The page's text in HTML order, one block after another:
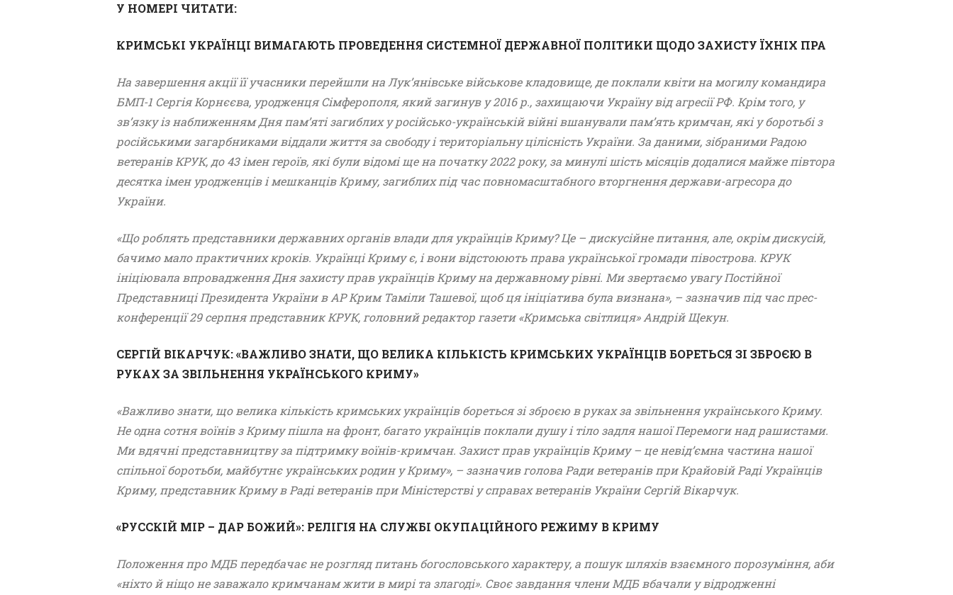
У НОМЕРІ ЧИТАТИ:
КРИМСЬКІ УКРАЇНЦІ ВИМАГАЮТЬ ПРОВЕДЕННЯ СИСТЕМНОЇ ДЕРЖАВНОЇ ПОЛІТИКИ ЩОДО ЗАХИСТУ ЇХНІХ ПРА
На завершення акції її учасники перейшли на Лук’янівське військове кладовище, де поклали квіти на могилу командира
БМП-1 Сергія Корнєєва, уродженця Сімферополя, який загинув у 2016 р., захищаючи Україну від агресії РФ. Крім того, у
зв’язку із наближенням Дня пам’яті загиблих у російсько-українській війні вшанували пам’ять кримчан, які у боротьбі з
російськими загарбниками віддали життя за свободу і територіальну цілісність України. За даними, зібраними Радою
ветеранів КРУК, до 43 імен героїв, які були відомі ще на початку 2022 року, за минулі шість місяців додалися майже півтора
десятка імен уродженців і мешканців Криму, загиблих під час повномасштабного вторгнення держави-агресора до
України.
«Що роблять представники державних органів влади для українців Криму? Це – дискусійне питання, але, окрім дискусій,
бачимо мало практичних кроків. Українці Криму є, і вони відстоюють права української громади півострова. КРУК
ініціювала впровадження Дня захисту прав українців Криму на державному рівні. Ми звертаємо увагу Постійної
Представниці Президента України в АР Крим Таміли Ташевої, щоб ця ініціатива була визнана», – зазначив під час прес-
конференції 29 серпня представник КРУК, головний редактор газети «Кримська світлиця» Андрій Щекун.
СЕРГІЙ ВІКАРЧУК: «ВАЖЛИВО ЗНАТИ, ЩО ВЕЛИКА КІЛЬКІСТЬ КРИМСЬКИХ УКРАЇНЦІВ БОРЕТЬСЯ ЗІ ЗБРОЄЮ В
РУКАХ ЗА ЗВІЛЬНЕННЯ УКРАЇНСЬКОГО КРИМУ»
«Важливо знати, що велика кількість кримських українців бореться зі зброєю в руках за звільнення українського Криму.
Не одна сотня воїнів з Криму пішла на фронт, багато українців поклали душу і тіло задля нашої Перемоги над рашистами.
Ми вдячні представництву за підтримку воїнів-кримчан. Захист прав українців Криму – це невід’ємна частина нашої
спільної боротьби, майбутнє українських родин у Криму», – зазначив голова Ради ветеранів при Крайовій Раді Українців
Криму, представник Криму в Раді ветеранів при Міністерстві у справах ветеранів України Сергій Вікарчук.
«РУССКІЙ МІР – ДАР БОЖИЙ»: РЕЛІГІЯ НА СЛУЖБІ ОКУПАЦІЙНОГО РЕЖИМУ В КРИМУ
Положення про МДБ передбачає не розгляд питань богословського характеру, а пошук шляхів взаємного порозуміння, аби
«ніхто й ніщо не заважало кримчанам жити в мирі та злагоді». Своє завдання члени МДБ вбачали у відродженні